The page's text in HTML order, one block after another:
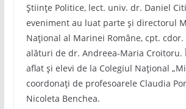
Științe Politice, lect. univ. dr. Daniel
eveniment au luat parte și directorul
Național al Marinei Române, cpt.
alături de dr. Andreea-Maria Croitoru.
aflat și elevi de la Colegiul Național
coordonați de profesoarele Claudia
Nicoleta Benchea.